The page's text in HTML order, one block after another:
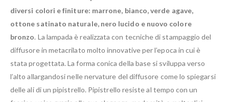
diversi colori e finiture: marrone, bianco, verde agave,
ottone satinato naturale, nero lucido e nuovo colore
bronzo. La lampada è realizzata con tecniche di stampaggio del
diffusore in metacrilato molto innovative per l’epoca in cui è
stata progettata. La forma conica della base si sviluppa verso
l’alto allargandosi nelle nervature del diffusore come lo spiegarsi
delle ali di un pipistrello. Pipistrello resiste al tempo con un